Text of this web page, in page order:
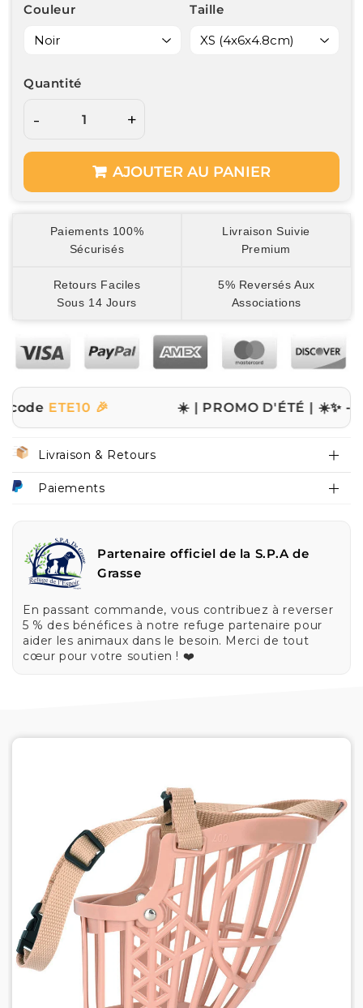
Couleur Taille
Quantité
- +
AJOUTER AU PANIER
Paiements 100%
Sécurisés
Livraison Suivie
Premium
Retours Faciles
Sous 14 Jours
5% Reversés Aux
Associations
🎉 ☀️ | PROMO D'ÉTÉ | ☀️✨ -10%
Livraison & Retours
Paiements
Partenaire officiel de la S.P.A de
Grasse
En passant commande, vous contribuez à reverser
5 % des bénéfices à notre refuge partenaire pour
aider les animaux dans le besoin. Merci de tout
cœur pour votre soutien ! ❤️